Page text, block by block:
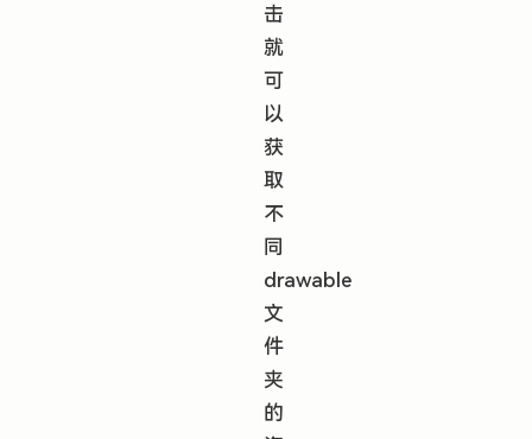
击
就
可
以
获
取
不
同
drawable
文
件
夹
的